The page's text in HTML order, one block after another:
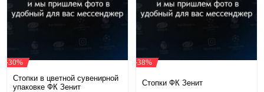
-30%
Стопки в цветной сувенирной
упаковке ФК Зенит
-38%
Стопки ФК Зенит